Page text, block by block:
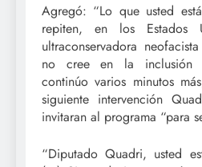
Agregó: “Lo que usted
repiten, en los Estados
ultraconservadora
no cree en la inclusión
continúo varios minutos
siguiente intervención
invitaran al programa “para
“Diputado Quadri, usted